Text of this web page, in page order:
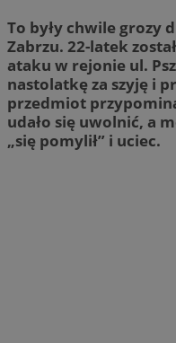
To były chwile grozy
Zabrzu. 22-latek
ataku w rejonie ul.
nastolatkę za szyję i
przedmiot
udało się uwolnić, a
„się pomylił” i uciec.